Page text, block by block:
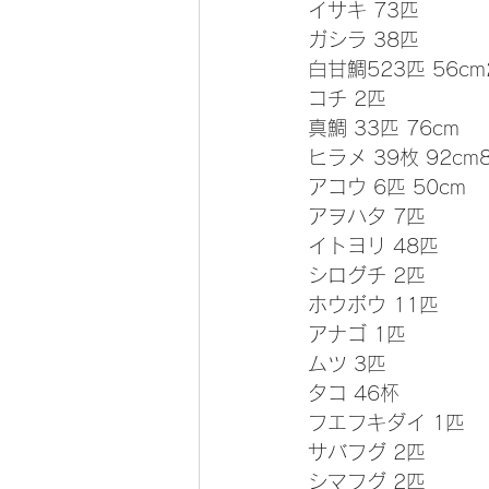
イサキ 73匹
ガシラ 38匹
白甘鯛523匹
コチ 2匹
真鯛 33匹 76cm
ヒラメ 39枚
アコウ 6匹 50cm
アヲハタ 7匹
イトヨリ 48匹
シログチ 2匹
ホウボウ 11匹
アナゴ 1匹
ムツ 3匹
タコ 46杯
フエフキダイ 1匹
サバフグ 2匹
シマフグ 2匹